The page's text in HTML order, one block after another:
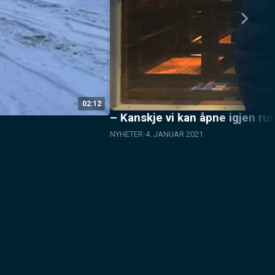
02:12
– Kanskje vi kan åpne igjen
NYHETER 4. JANUAR 2021